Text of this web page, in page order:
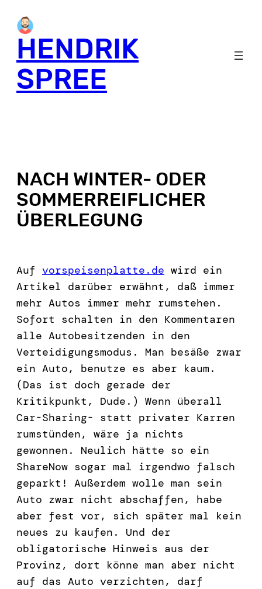
HENDRIK
SPREE
NACH WINTER- ODER
SOMMERREIFLICHER
ÜBERLEGUNG
Auf vorspeisenplatte.de wird ein
Artikel darüber erwähnt, daß immer
mehr Autos immer mehr rumstehen.
Sofort schalten in den Kommentaren
alle Autobesitzenden in den
Verteidigungsmodus. Man besäße zwar
ein Auto, benutze es aber kaum.
(Das ist doch gerade der
Kritikpunkt, Dude.) Wenn überall
Car-Sharing- statt privater Karren
rumstünden, wäre ja nichts
gewonnen. Neulich hätte so ein
ShareNow sogar mal irgendwo falsch
geparkt! Außerdem wolle man sein
Auto zwar nicht abschaffen, habe
aber fest vor, sich später mal kein
neues zu kaufen. Und der
obligatorische Hinweis aus der
Provinz, dort könne man aber nicht
auf das Auto verzichten, darf